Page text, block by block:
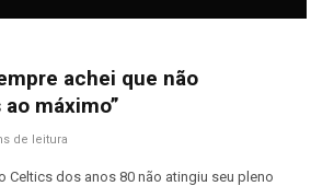
achei que não
máximo”
de leitura
Celtics dos anos 80 não atingiu seu pleno